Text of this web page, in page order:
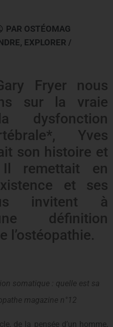
PAR OSTÉOMAG
, EXPLORER /
Fryer nous
sur la vraie
dysfonction
Yves
son histoire et
remettait en
et ses
invitent à
définition
l’ostéopathie.
somatique : quelle est sa
magazine n°12
de la pensée d’un homme,